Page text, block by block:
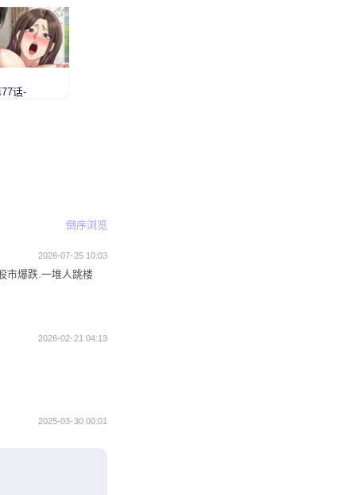
话-
倒序浏览
2026-07-25 10:03
市爆跌.一堆人跳楼
2026-02-21 04:13
2025-03-30 00:01